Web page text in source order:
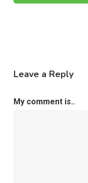
Leave a Reply
My comment is..